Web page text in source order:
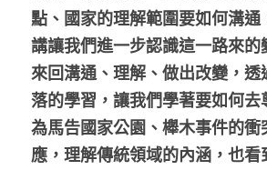
點、國家的理解範圍要如何溝通
講讓我們進一步認識這一路來的
來回溝通、理解、做出改變，透
落的學習，讓我們學著要如何去
為馬告國家公園、櫸木事件的衝
應，理解傳統領域的內涵，也看